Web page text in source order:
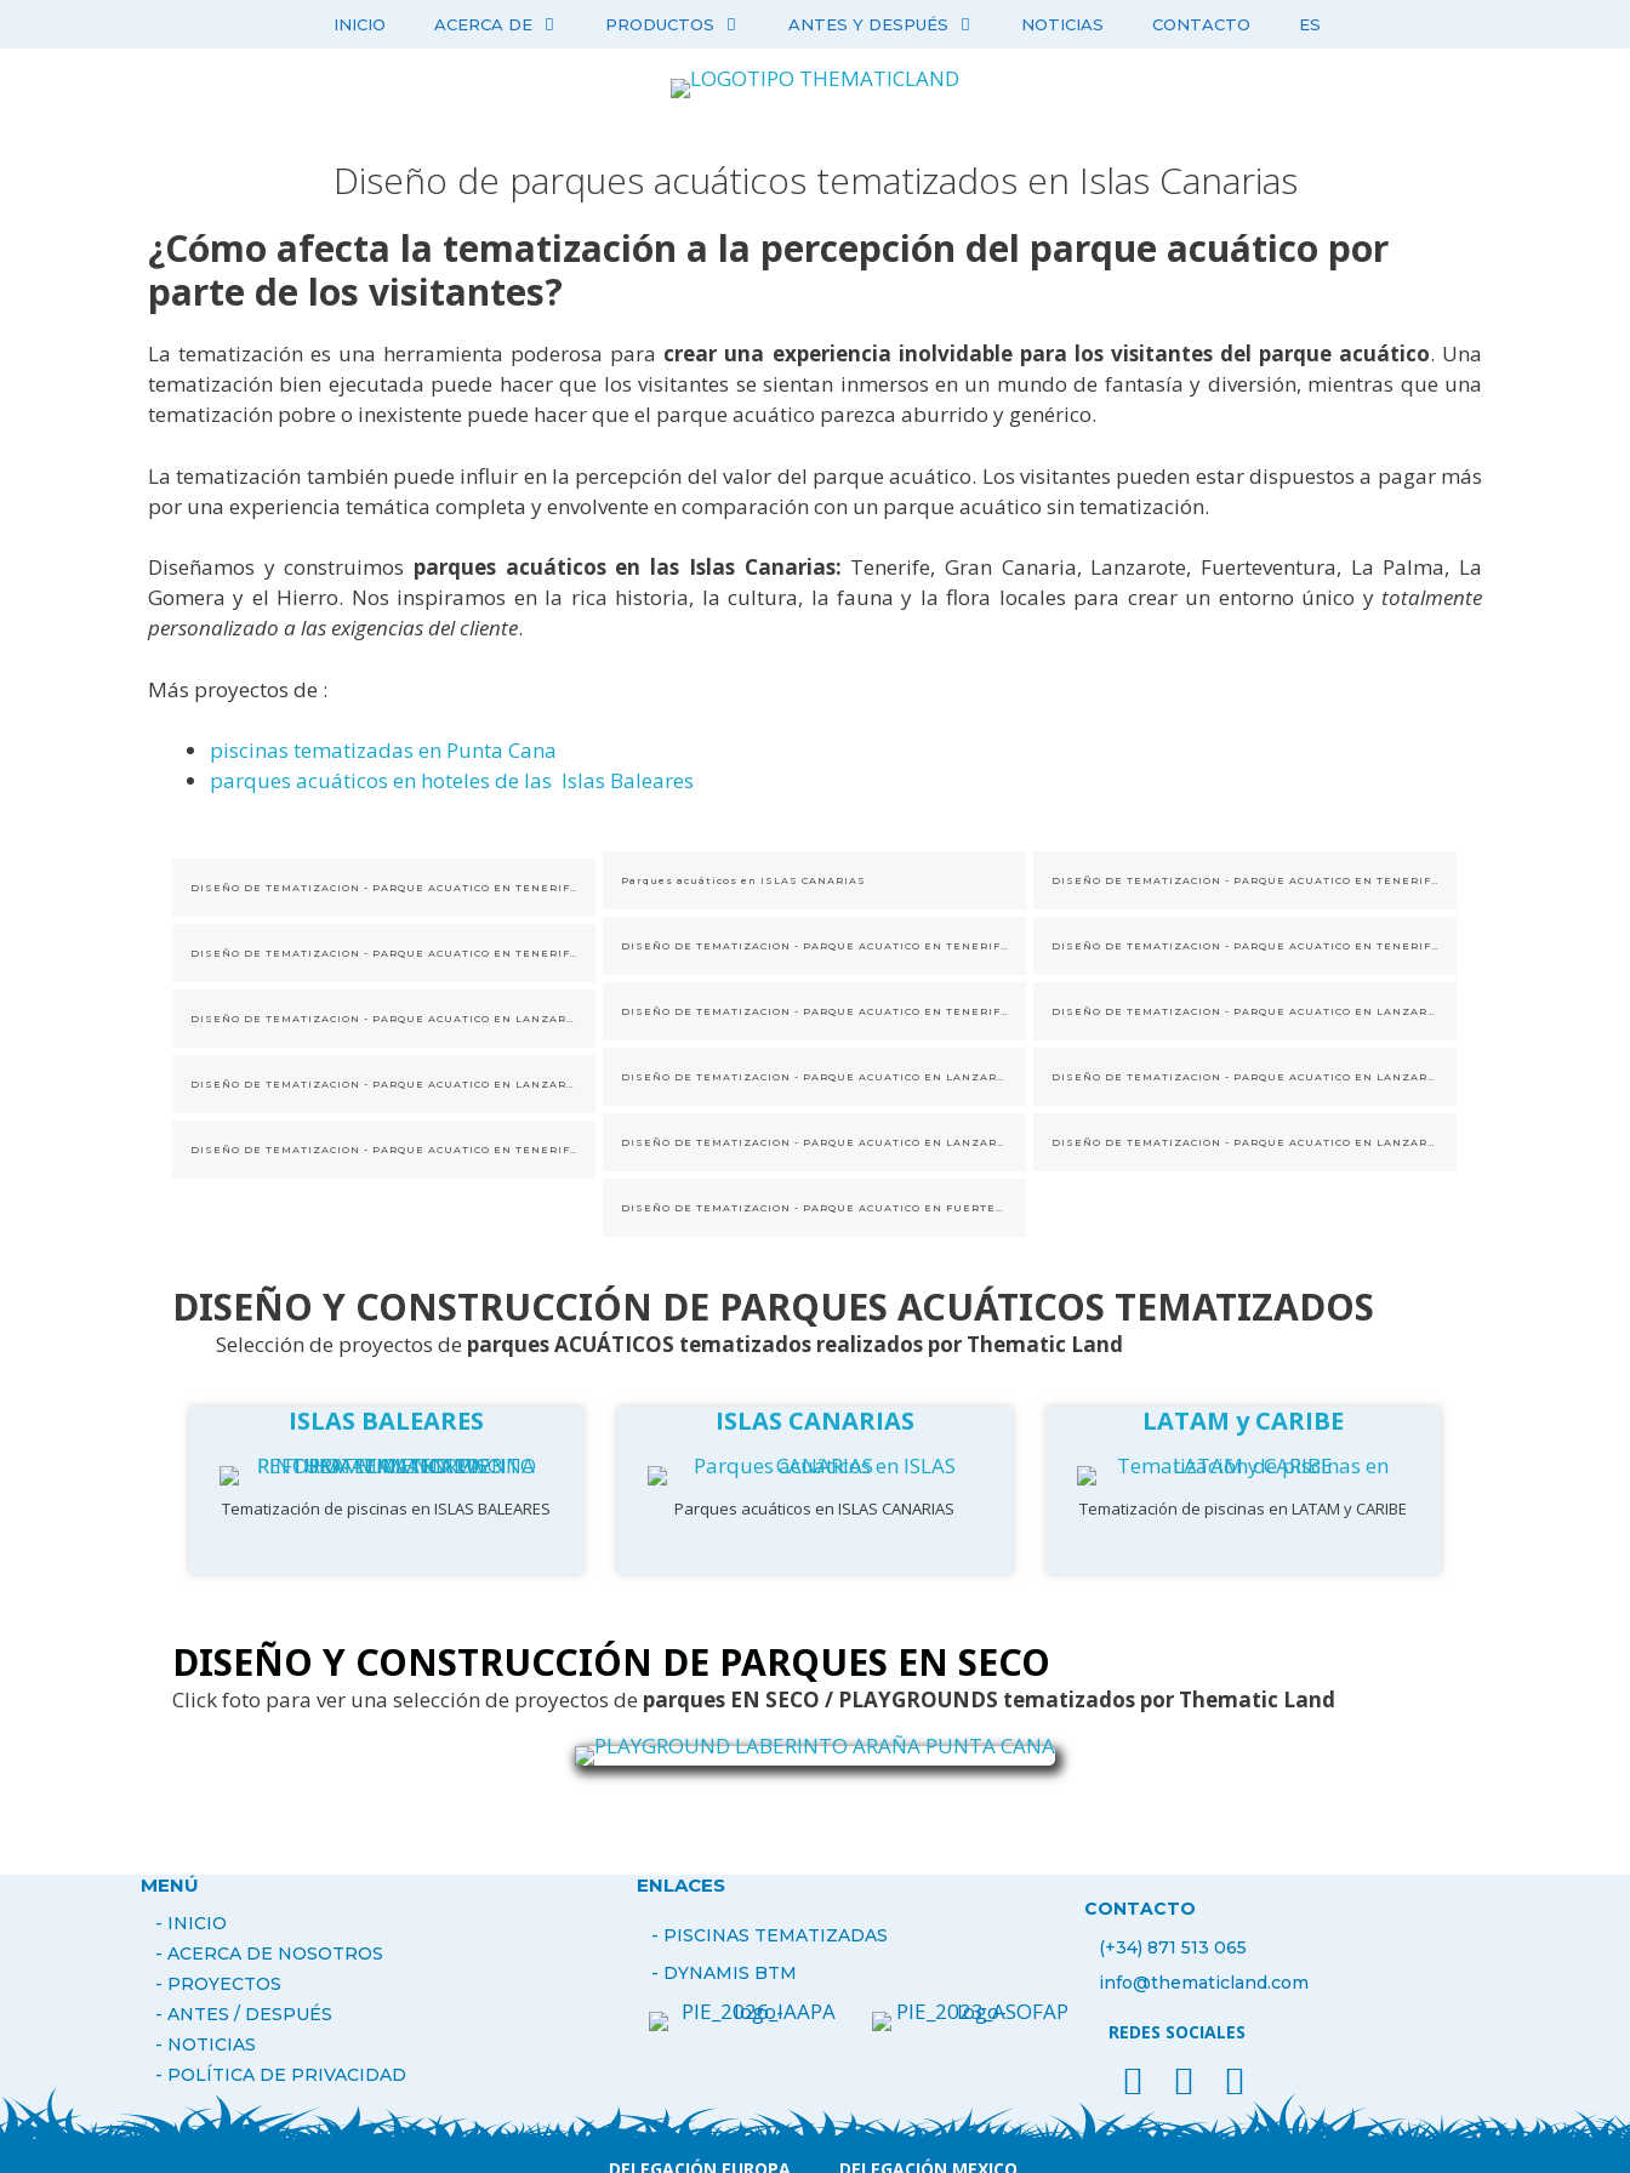
INICIO ACERCA DE PRODUCTOS ANTES Y DESPUÉS NOTICIAS CONTACTO ES
Diseño de parques acuáticos tematizados en Islas Canarias
¿Cómo afecta la tematización a la percepción del parque acuático por
parte de los visitantes?
La tematización es una herramienta poderosa para crear una experiencia inolvidable para los visitantes del parque acuático. Una
tematización bien ejecutada puede hacer que los visitantes se sientan inmersos en un mundo de fantasía y diversión, mientras que una
tematización pobre o inexistente puede hacer que el parque acuático parezca aburrido y genérico.
La tematización también puede influir en la percepción del valor del parque acuático. Los visitantes pueden estar dispuestos a pagar más
por una experiencia temática completa y envolvente en comparación con un parque acuático sin tematización.
Diseñamos y construimos parques acuáticos en las Islas Canarias: Tenerife, Gran Canaria, Lanzarote, Fuerteventura, La Palma, La
Gomera y el Hierro. Nos inspiramos en la rica historia, la cultura, la fauna y la flora locales para crear un entorno único y totalmente
personalizado a las exigencias del cliente.
Más proyectos de :
piscinas tematizadas en Punta Cana
parques acuáticos en hoteles de las Islas Baleares
Parques acuáticos en ISLAS CANARIAS
DISEÑO Y CONSTRUCCIÓN DE PARQUES ACUÁTICOS TEMATIZADOS
Selección de proyectos de parques ACUÁTICOS tematizados realizados por Thematic Land
ISLAS BALEARES
Tematización de piscinas en ISLAS BALEARES
ISLAS CANARIAS
Parques acuáticos en ISLAS CANARIAS
LATAM y CARIBE
Tematización de piscinas en LATAM y CARIBE
DISEÑO Y CONSTRUCCIÓN DE PARQUES EN SECO
Click foto para ver una selección de proyectos de parques EN SECO / PLAYGROUNDS tematizados por Thematic Land
MENÚ
- INICIO
- ACERCA DE NOSOTROS
- PROYECTOS
- ANTES / DESPUÉS
- NOTICIAS
- POLÍTICA DE PRIVACIDAD
ENLACES
- PISCINAS TEMATIZADAS
- DYNAMIS BTM
CONTACTO
(+34) 871 513 065
info@thematicland.com
REDES SOCIALES
facebook thematic land
instagram thematic land
linkedin thematicland